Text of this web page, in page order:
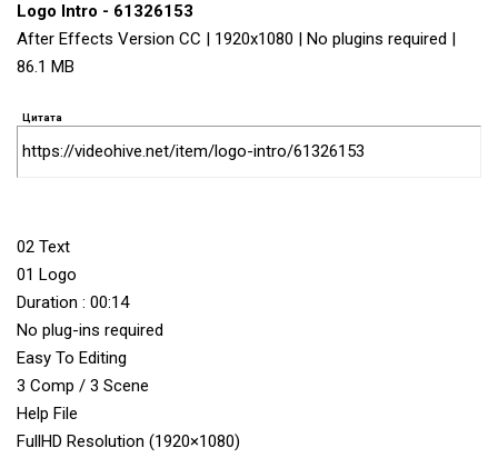
Logo Intro - 61326153
After Effects Version CC | 1920x1080 | No plugins required |
86.1 MB
Цитата
https://videohive.net/item/logo-intro/61326153
02 Text
01 Logo
Duration : 00:14
No plug-ins required
Easy To Editing
3 Comp / 3 Scene
Help File
FullHD Resolution (1920×1080)